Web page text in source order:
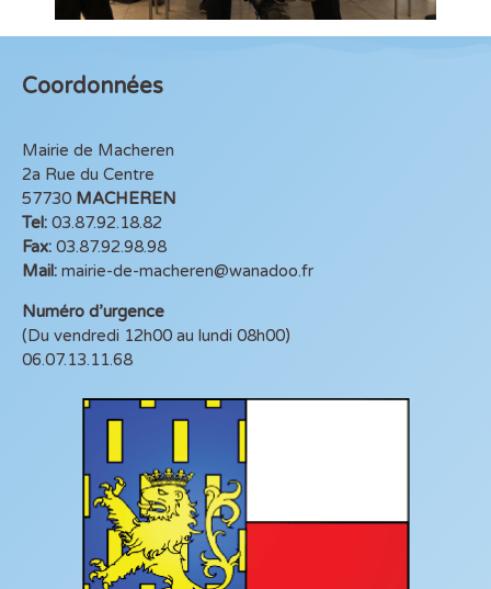
Coordonnées
Mairie de Macheren
2a Rue du Centre
57730 MACHEREN
Tel: 03.87.92.18.82
Fax: 03.87.92.98.98
Mail: mairie-de-macheren@wanadoo.fr
Numéro d’urgence
(Du vendredi 12h00 au lundi 08h00)
06.07.13.11.68